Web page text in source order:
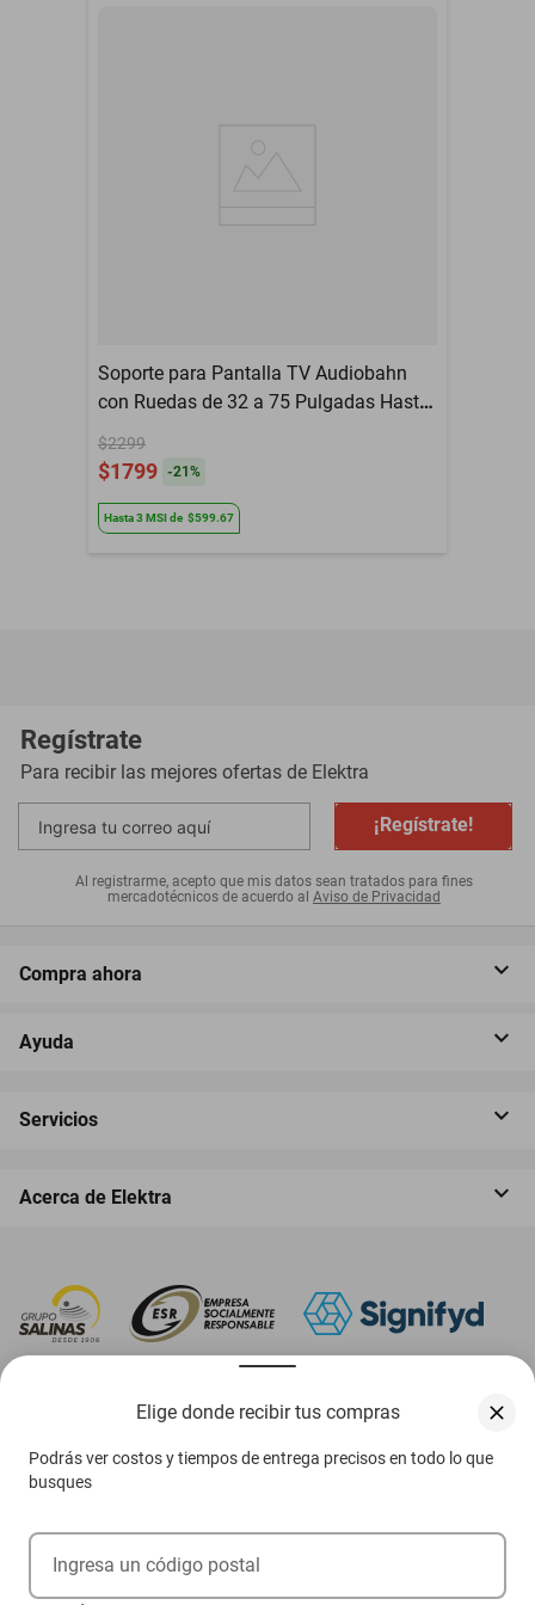
Elige donde recibir tus compras
Podrás ver costos y tiempos de entrega precisos en todo lo que
busques
Ingresa un código postal
Soporte para Pantalla TV Audiobahn
con Ruedas de 32 a 75 Pulgadas Hasta
50 kg Ajustable TVCART75
$2299
$1799 -21 %
Hasta3 MSIde $599.67
Regístrate
Para recibir las mejores ofertas de Elektra
¡Regístrate!
Al registrarme, acepto que mis datos sean tratados para fines
mercadotécnicos de acuerdo al Aviso de Privacidad
Compra ahora
Ayuda
Servicios
Acerca de Elektra
Ejerce tus derechos ARCO